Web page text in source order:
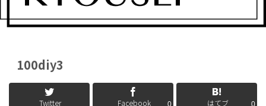
100diy3
Twitter Facebook 0 はてブ 0